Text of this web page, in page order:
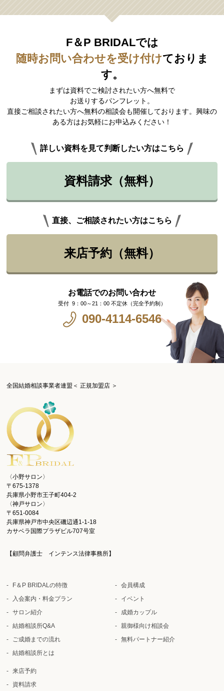
F＆P BRIDALでは
随時お問い合わせを受け付けておりま
す。
まずは資料でご検討されたい方へ無料で
お送りするパンフレット。
直接ご相談されたい方へ無料の相談会も開催しております。興味の
ある方はお気軽にお申込みください！
詳しい資料を見て判断したい方はこちら
資料請求（無料）
直接、ご相談されたい方はこちら
来店予約（無料）
お電話でのお問い合わせ
9：00～21：00 不定休（完全予約制）
090-4114-6546
全国結婚相談事業者連盟＜ 正規加盟店 ＞
〈小野サロン〉
〒675-1378
兵庫県小野市王子町404-2
〈神戸サロン〉
〒651-0084
兵庫県神戸市中央区磯辺通1-1-18
カサベラ国際プラザビル707号室
【顧問弁護士 インテンス法律事務所】
F＆P BRIDALの特徴
入会案内・料金プラン
サロン紹介
結婚相談所Q&A
ご成婚までの流れ
結婚相談所とは
会員構成
イベント
成婚カップル
親御様向け相談会
無料パートナー紹介
来店予約
資料請求